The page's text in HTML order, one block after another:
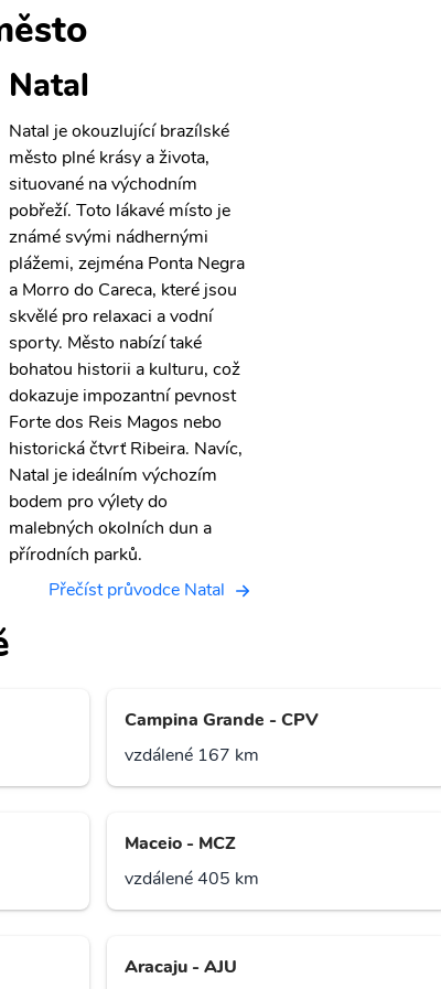
Natal
Natal je okouzlující brazílské
město plné krásy a života,
situované na východním
pobřeží. Toto lákavé místo je
známé svými nádhernými
plážemi, zejména Ponta Negra
a Morro do Careca, které jsou
skvělé pro relaxaci a vodní
sporty. Město nabízí také
bohatou historii a kulturu, což
dokazuje impozantní pevnost
Forte dos Reis Magos nebo
historická čtvrť Ribeira. Navíc,
Natal je ideálním výchozím
bodem pro výlety do
malebných okolních dun a
přírodních parků.
Přečíst průvodce Natal
Campina Grande - CPV
vzdálené 167 km
Maceio - MCZ
vzdálené 405 km
Aracaju - AJU